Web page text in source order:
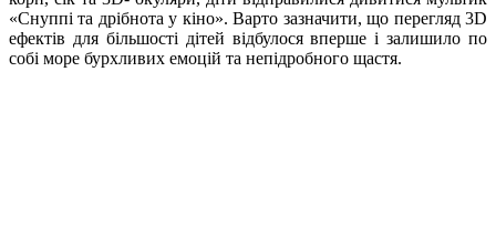
«Снуппі та дрібнота у кіно». Варто зазначити, що перегляд 3D
ефектів для більшості дітей відбулося вперше і залишило по
собі море бурхливих емоцій та непідробного щастя.